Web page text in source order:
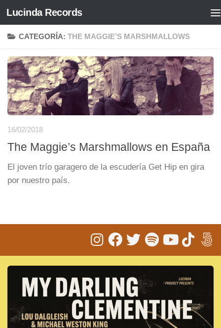
Saltar al contenido
Lucinda Records
CATEGORÍA: THE MAGGIE’S MARSHMALLOWS
16/02/2018
The Maggie’s Marshmallows en España
El joven trío garagero de la escudería Get Hip en gira
por nuestro país.